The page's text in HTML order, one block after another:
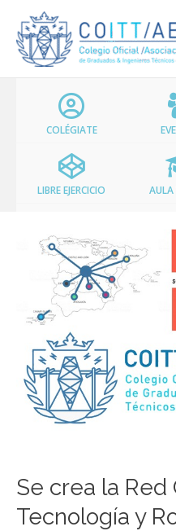
contenido
COLÉGIATE
LIBRE EJERCICIO AULA
Se crea la Red
Tecnología y